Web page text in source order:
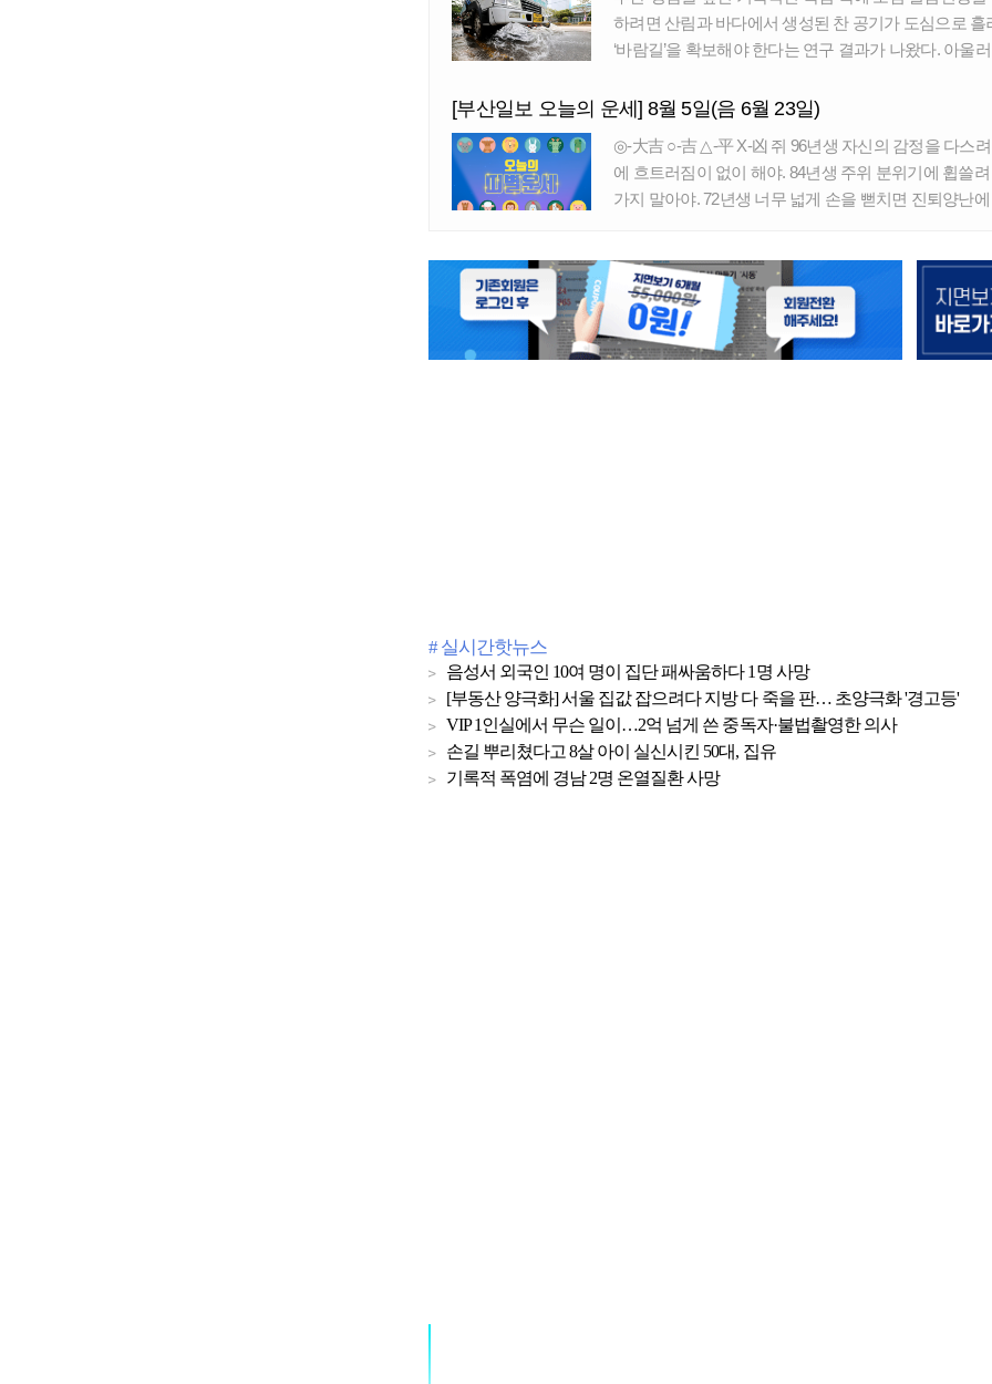
# 실시간핫뉴스
음성서 외국인 10여 명이 집단 패싸움하다 1명 사망
[부동산 양극화] 서울 집값 잡으려다 지방 다 죽을 판… 초양극화 '경고등'
VIP 1인실에서 무슨 일이…2억 넘게 쓴 중독자·불법촬영한 의사
손길 뿌리쳤다고 8살 아이 실신시킨 50대, 집유
기록적 폭염에 경남 2명 온열질환 사망